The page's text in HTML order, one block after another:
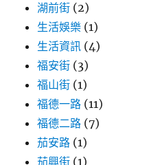
湖前街 (2)
生活娛樂 (1)
生活資訊 (4)
福安街 (3)
福山街 (1)
福德一路 (11)
福德二路 (7)
茄安路 (1)
茄興街 (1)